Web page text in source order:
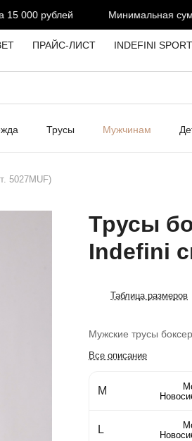
000 рублей Минимальная
ПРАЙС-ЛИСТ INDEFINI SPORT
Трусы Мужчинам
5027MUF)
Трусы
Indefini
Таблица размеров
Мужские трусы
Все описание
M
L